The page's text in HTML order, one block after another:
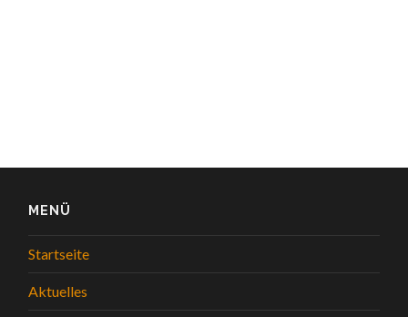
MENÜ
Startseite
Aktuelles